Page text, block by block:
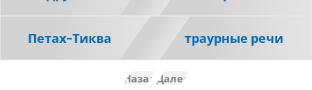
Петах-Тиква траурные речи
Назад Далее